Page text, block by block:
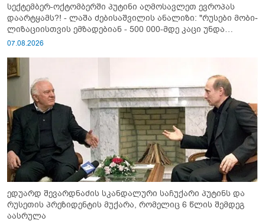
სექტემბერ-ოქტომბერში პუტინი აღმოსავლეთ ევროპას
დაარტყამს?! - ლაშა ძებისაშვილის ანალიზი: "რუსები მობი­
ლიზაციისთვის ემზადებიან - 500 000-მდე კაცი უნდა
გაიწვიონ ომში"
07.08.2026
ედუარდ შევარდნაძის სკანდალური საჩუქარი პუტინს და
რუსეთის პრეზიდენტის მუქარა, რომელიც 6 წლის შემდეგ
აასრულა